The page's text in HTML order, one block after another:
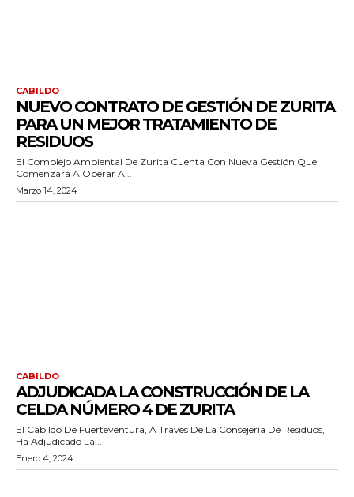
CABILDO
NUEVO CONTRATO DE GESTIÓN DE ZURITA
PARA UN MEJOR TRATAMIENTO DE
RESIDUOS
El Complejo Ambiental De Zurita Cuenta Con Nueva Gestión Que
Comenzará A Operar A...
Marzo 14, 2024
CABILDO
ADJUDICADA LA CONSTRUCCIÓN DE LA
CELDA NÚMERO 4 DE ZURITA
El Cabildo De Fuerteventura, A Través De La Consejería De Residuos,
Ha Adjudicado La...
Enero 4, 2024